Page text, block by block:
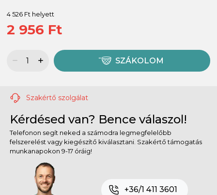
4 526 Ft helyett
2 956 Ft
SZÁKOLOM
Szakértő szolgálat
Kérdésed van? Bence válaszol!
Telefonon segít neked a számodra legmegfelelőbb
felszerelést vagy kiegészítő kiválasztani. Szakértő támogatás
munkanapokon 9-17 óráig!
+36/1 411 3601